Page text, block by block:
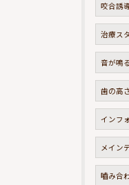
咬合誘
治療ス
音が
歯の高さ
インフ
メイン
嚙み合